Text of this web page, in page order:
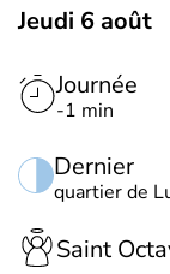
Jeudi 6 août
Journée
-1 min
Dernier
quartier de
Saint